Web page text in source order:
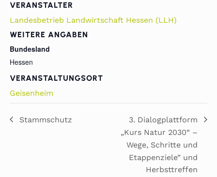
VERANSTALTUNGSORT
Geisenheim
VERANSTALTER
Landesbetrieb Landwirtschaft Hessen (LLH)
WEITERE ANGABEN
Bundesland
Hessen
Stammschutz
3. Dialogplattform
„Kurs Natur 2030“ –
Wege, Schritte und
Etappenziele” und
Herbsttreffen